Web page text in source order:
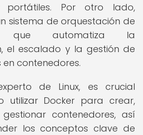
portátiles. Por otro lado,
sistema de orquestación de
que automatiza la
el escalado y la gestión de
contenedores.
de Linux, es crucial
utilizar Docker para crear,
contenedores, así
los conceptos clave de